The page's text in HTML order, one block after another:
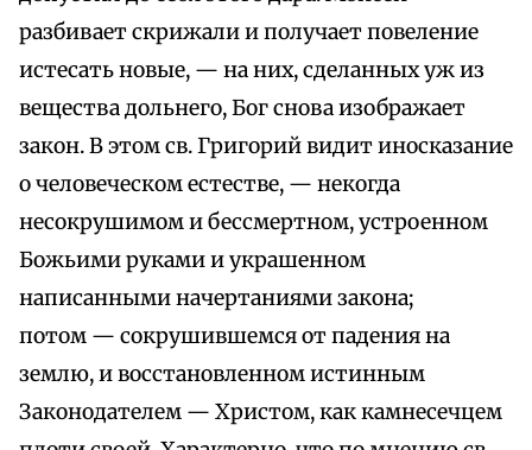
разбивает скрижали и получает повеление
истесать новые, — на них, сделанных уж из
вещества дольнего, Бог снова изображает
закон. В этом св. Григорий видит иносказание
о человеческом естестве, — некогда
несокрушимом и бессмертном, устроенном
Божьими руками и украшенном
написанными начертаниями закона;
потом — сокрушившемся от падения на
землю, и восстановленном истинным
Законодателем — Христом, как камнесечцем